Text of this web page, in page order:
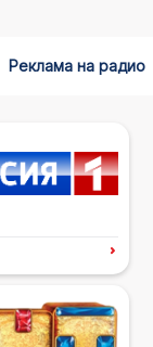
Реклама на радио